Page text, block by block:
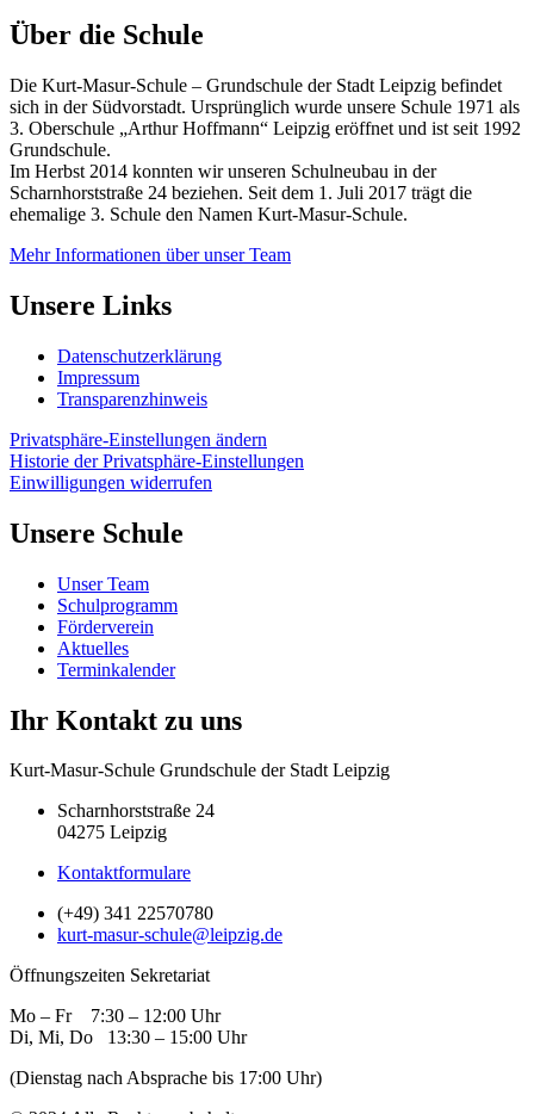
Über die Schule
Die Kurt-Masur-Schule – Grundschule der Stadt Leipzig befindet
sich in der Südvorstadt. Ursprünglich wurde unsere Schule 1971 als
3. Oberschule „Arthur Hoffmann“ Leipzig eröffnet und ist seit 1992
Grundschule.
Im Herbst 2014 konnten wir unseren Schulneubau in der
Scharnhorststraße 24 beziehen. Seit dem 1. Juli 2017 trägt die
ehemalige 3. Schule den Namen Kurt-Masur-Schule.
Mehr Informationen über unser Team
Unsere Links
Datenschutzerklärung
Impressum
Transparenzhinweis
Privatsphäre-Einstellungen ändern
Historie der Privatsphäre-Einstellungen
Einwilligungen widerrufen
Unsere Schule
Unser Team
Schulprogramm
Förderverein
Aktuelles
Terminkalender
Ihr Kontakt zu uns
Kurt-Masur-Schule Grundschule der Stadt Leipzig
Scharnhorststraße 24
04275 Leipzig
Kontaktformulare
(+49) 341 22570780
kurt-masur-schule@leipzig.de
Öffnungszeiten Sekretariat
Mo – Fr 7:30 – 12:00 Uhr
Di, Mi, Do 13:30 – 15:00 Uhr
(Dienstag nach Absprache bis 17:00 Uhr)